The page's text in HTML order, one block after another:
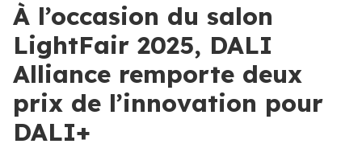
À l’occasion du salon
LightFair 2025, DALI
Alliance remporte deux
prix de l’innovation pour
DALI+